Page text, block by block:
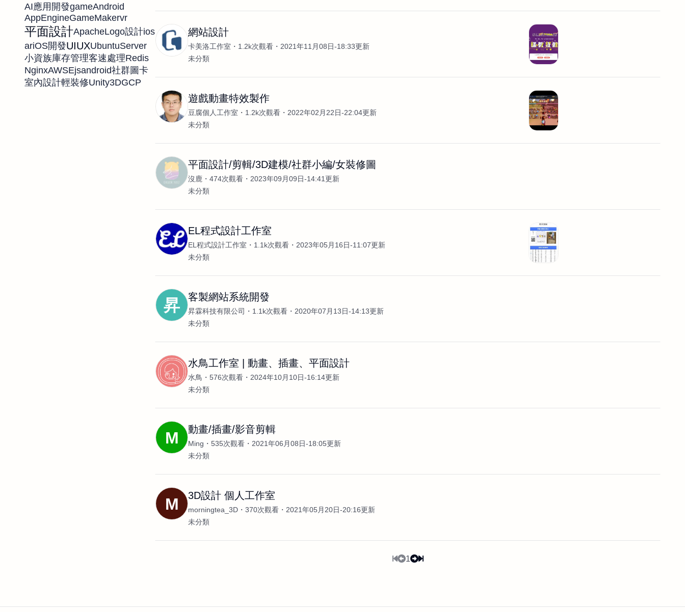
AI應用開發gameAndroid
AppEngineGameMakervr
平面設計ApacheLogo設計ios
ariOS開發UIUXUbuntuServer
小資族庫存管理客速處理Redis
NginxAWSEjsandroid社群圖卡
室內設計輕裝修Unity3DGCP
網站設計
卡美洛工作室 1.2k次觀看
2021年11月08日-18:33更新
未分類
遊戲動畫特效製作
豆腐個人工作室 1.2k次觀看
2022年02月22日-22:04更新
未分類
平面設計/剪輯/3D建模/社群小編/女裝修圖
沒鹿 474次觀看
2023年09月09日-14:41更新
未分類
EL程式設計工作室
EL程式設計工作室 1.1k次觀看
2023年05月16日-11:07更新
未分類
昇 客製網站系統開發
昇霖科技有限公司 1.1k次觀看
2020年07月13日-14:13更新
未分類
水鳥工作室 | 動畫、插畫、平面設計
水鳥 576次觀看
2024年10月10日-16:14更新
未分類
M 動畫/插畫/影音剪輯
Ming 535次觀看
2021年06月08日-18:05更新
未分類
M 3D設計 個人工作室
morningtea_3D 370次觀看
2021年05月20日-20:16更新
未分類
1